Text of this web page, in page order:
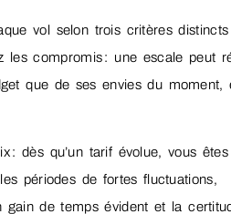
vol selon trois critères distincts
les compromis : une escale peut
que de ses envies du moment,
: dès qu’un tarif évolue, vous êtes
périodes de fortes fluctuations,
de temps évident et la